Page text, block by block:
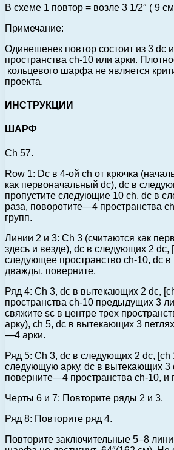
В схеме 1 повтор = возле 3 1/2″ ( 9
Примечание:
Одинешенек повтор состоит из 3 dc
пространства ch-10 или арки.
кольцевого шарфа не является
проекта.
ИНСТРУКЦИИ
ШАРФ
Ch 57.
Row 1: Dc в 4-ой ch от крючка
как первоначальный dc), dc в
пропустите следующие 10 ch, dc в
раза, поворотите—4 пространства
групп.
Линии 2 и 3: Ch 3 (считаются как
здесь и везде), dc в следующих 2 dc,
следующее пространство ch-10, dc
дважды, поверните.
Ряд 4: Ch 3, dc в вытекающих 2 dc,
пространства ch-10 предыдущих 3
свяжите sc в центре трех
арку), ch 5, dc в вытекающих 3
—4 арки.
Ряд 5: Ch 3, dc в следующих 2 dc, [ch
следующую арку, dc в вытекающих 3
поверните—4 пространства ch-10, и
Черты 6 и 7: Повторите ряды 2 и 3.
Ряд 8: Повторите ряд 4.
Повторите заключительные 5–8